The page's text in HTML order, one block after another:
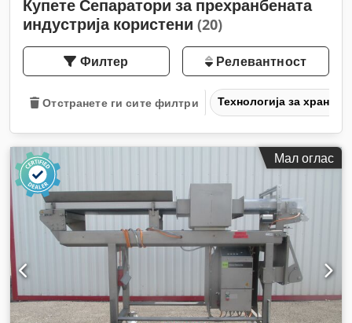
Купете Сепаратори за прехранбената
индустрија користени (20)
Филтер Релевантност
Отстранете ги сите филтри Технологија за храна
Мал оглас